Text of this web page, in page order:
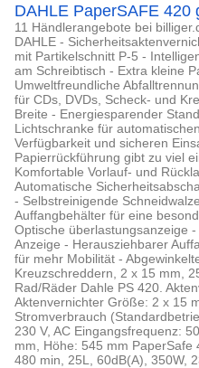
DAHLE PaperSAFE 420
11 Händlerangebote bei
DAHLE -
mit Partikelschnitt P-5 -
am Schreibtisch - Extra kleine
Umweltfreundliche
für CDs, DVDs, Scheck- und
Breite - Energiesparender
Lichtschranke für
Verfügbarkeit und sicheren
Papierrückführung gibt zu viel
Komfortable Vorlauf- und
Automatische
- Selbstreinigende
Auffangbehälter für eine
Optische überlastungsanzeige
Anzeige - Herausziehbarer
für mehr Mobilität -
Kreuzschreddern, 2 x 15 mm,
Rad/Räder Dahle PS 420.
Aktenvernichter Größe: 2 x 15
Stromverbrauch
230 V, AC Eingangsfrequenz:
mm, Höhe: 545 mm PaperSafe
480 min, 25L, 60dB(A), 350W,